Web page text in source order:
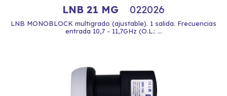
LNB 21 MG 022026
LNB MONOBLOCK multigrado (ajustable). 1 salida. Frecuencias
entrada 10,7 - 11,7GHz (O.L.: ...